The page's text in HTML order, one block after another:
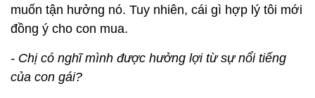
muốn tận hưởng nó. Tuy nhiên, cái gì hợp lý tôi mới
đồng ý cho con mua.
- Chị có nghĩ mình được hưởng lợi từ sự nổi tiếng
của con gái?